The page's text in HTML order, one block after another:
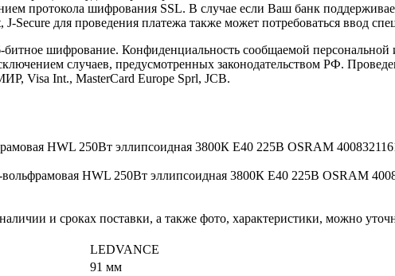
протокола шифрования SSL. В случае если Ваш банк
Secure для проведения платежа также может потребоваться ввод
битное шифрование. Конфиденциальность сообщаемой
случаев, предусмотренных законодательством РФ.
Visa Int., MasterCard Europe Sprl, JCB.
HWL 250Вт эллипсоидная 3800К E40 225В OSRAM
вольфрамовая HWL 250Вт эллипсоидная 3800К E40 225В OSRAM
и сроках поставки, а также фото, характеристики, можно
LEDVANCE
91 мм